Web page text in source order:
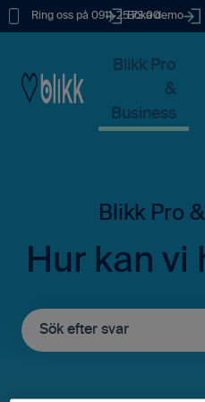
Ring oss på 0911-25 73 00
Boka demo
Blikk Pro
&
Business
Hur kan vi